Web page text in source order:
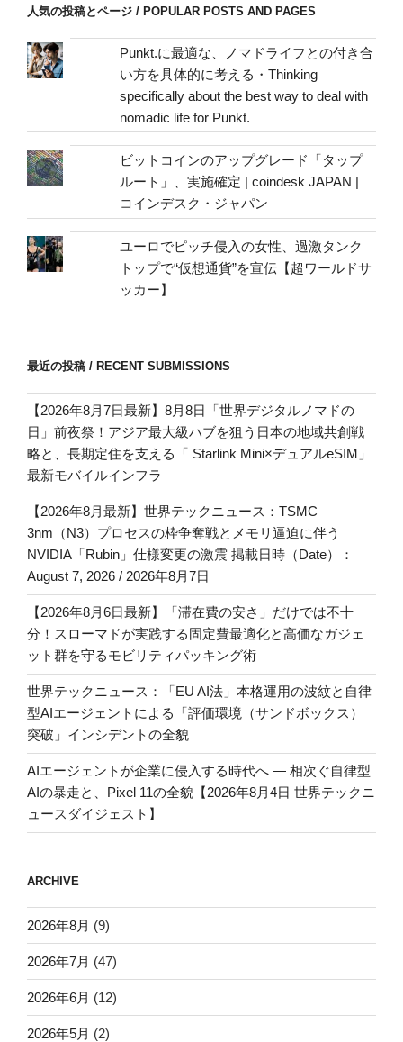
address
人気の投稿とページ / POPULAR POSTS AND PAGES
Punkt.に最適な、ノマドライフとの付き合
い方を具体的に考える・Thinking
specifically about the best way to deal with
nomadic life for Punkt.
ビットコインのアップグレード「タップ
ルート」、実施確定 | coindesk JAPAN |
コインデスク・ジャパン
ユーロでピッチ侵入の女性、過激タンク
トップで“仮想通貨”を宣伝【超ワールドサ
ッカー】
最近の投稿 / RECENT SUBMISSIONS
【2026年8月7日最新】8月8日「世界デジタルノマドの
日」前夜祭！アジア最大級ハブを狙う日本の地域共創戦
略と、長期定住を支える「 Starlink Mini×デュアルeSIM」
最新モバイルインフラ
【2026年8月最新】世界テックニュース：TSMC
3nm（N3）プロセスの枠争奪戦とメモリ逼迫に伴う
NVIDIA「Rubin」仕様変更の激震 掲載日時（Date）：
August 7, 2026 / 2026年8月7日
【2026年8月6日最新】「滞在費の安さ」だけでは不十
分！スローマドが実践する固定費最適化と高価なガジェ
ット群を守るモビリティパッキング術
世界テックニュース：「EU AI法」本格運用の波紋と自律
型AIエージェントによる「評価環境（サンドボックス）
突破」インシデントの全貌
AIエージェントが企業に侵入する時代へ — 相次ぐ自律型
AIの暴走と、Pixel 11の全貌【2026年8月4日 世界テックニ
ュースダイジェスト】
ARCHIVE
2026年8月 (9)
2026年7月 (47)
2026年6月 (12)
2026年5月 (2)